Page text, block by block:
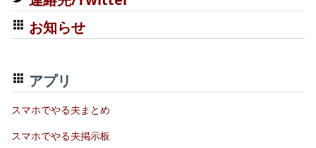
お知らせ
アプリ
スマホでやる夫まとめ
スマホでやる夫掲示板